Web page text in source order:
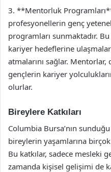
3. **Mentorluk
profesyonellerin genç
programları sunmaktadır. Bu
kariyer hedeflerine
atmalarını sağlar.
gençlerin kariyer
olurlar.
Bireylere Katkıları
Columbia Bursa’nın
bireylerin yaşamlarına
Bu katkılar, sadece mesleki
zamanda kişisel gelişimi de